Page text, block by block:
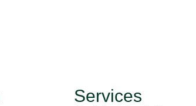
Services